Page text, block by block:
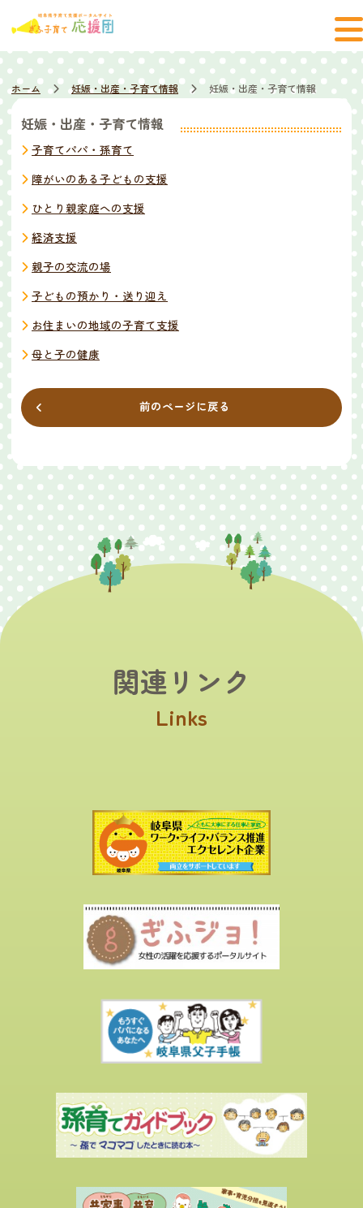
ホーム 妊娠・出産・子育て情報 妊娠・出産・子育て情報
妊娠・出産・子育て情報
子育てパパ・孫育て
障がいのある子どもの支援
ひとり親家庭への支援
経済支援
親子の交流の場
子どもの預かり・送り迎え
お住まいの地域の子育て支援
母と子の健康
前のページに戻る
関連リンク
Links